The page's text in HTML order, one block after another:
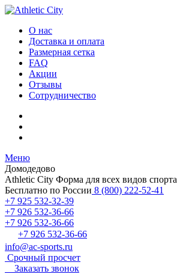
О нас
Доставка и оплата
Размерная сетка
FAQ
Акции
Отзывы
Сотрудничество
Меню
Домодедово
Athletic City Форма для всех видов спорта
Бесплатно по России 8 (800) 222-52-41
+7 925 532-32-39
+7 926 532-36-66
+7 926 532-36-66
+7 926 532-36-66
info@ac-sports.ru
Срочный просчет
Заказать звонок